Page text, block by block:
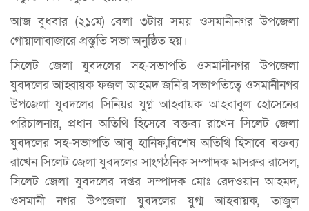
আজ বুধবার (২১মে) বেলা ৩টায় সময় ওসমানীনগর উপজেলা
গোয়ালাবাজারে প্রস্তুতি সভা অনুষ্ঠিত হয়।
সিলেট জেলা যুবদলের সহ-সভাপতি ওসমানীনগর উপজেলা
যুবদলের আহ্বায়ক ফজল আহমদ জনি'র সভাপতিত্বে ওসমানীনগর
উপজেলা যুবদলের সিনিয়র যুগ্ন আহবায়ক আহবাবুল হোসেনের
পরিচালনায়, প্রধান অতিথি হিসেবে বক্তব্য রাখেন সিলেট জেলা
যুবদলের সহ-সভাপতি আবু হানিফ,বিশেষ অতিথি হিসাবে বক্তব্য
রাখেন সিলেট জেলা যুবদলের সাংগঠনিক সম্পাদক মাসরুর রাসেল,
সিলেট জেলা যুবদলের দপ্তর সম্পাদক মোঃ রেদওয়ান আহমদ,
ওসমানী নগর উপজেলা যুবদলের যুগ্ম আহবায়ক, তাজুল